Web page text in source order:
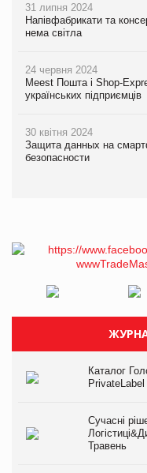
31 липня 2024
Напівфабрикати та
нема світла
24 червня 2024
Meest Пошта і Shop-
українських підприємців
30 квітня 2024
Защита данных на
безопасности
Каталог
Сучасні
Травень